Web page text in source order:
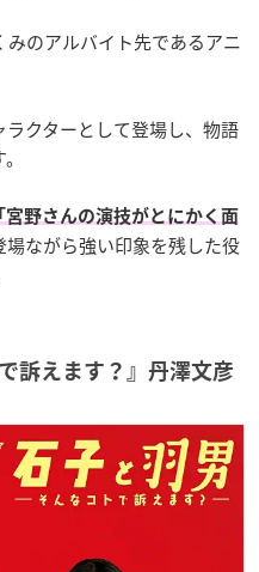
のアルバイト先であるアニ
クターとして登場し、物語
宮野さんの演技がとにかく面
ながら強い印象を残した役
訴えます？』丹澤文彦